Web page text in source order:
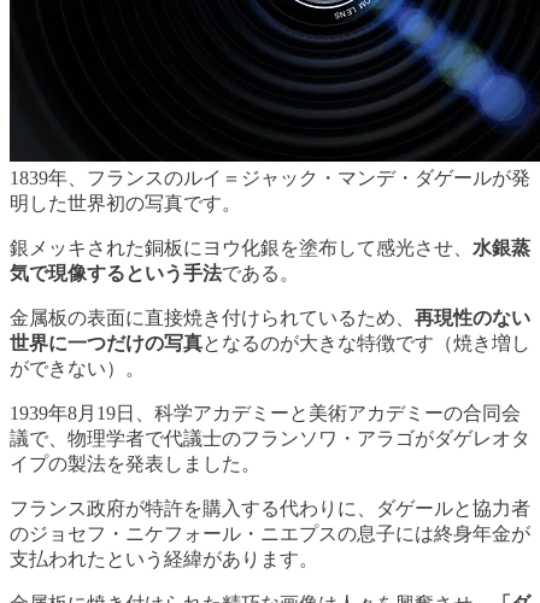
1839年、フランスのルイ＝ジャック・マンデ・ダゲールが発
明した世界初の写真です。
銀メッキされた銅板にヨウ化銀を塗布して感光させ、 水銀蒸
気で現像するという手法である。
金属板の表面に直接焼き付けられているため、 再現性のない
世界に一つだけの写真となるのが大きな特徴です（焼き増し
ができない）。
1939年8月19日、科学アカデミーと美術アカデミーの合同会
議で、物理学者で代議士のフランソワ・アラゴがダゲレオタ
イプの製法を発表しました。
フランス政府が特許を購入する代わりに、ダゲールと協力者
のジョセフ・ニケフォール・ニエプスの息子には終身年金が
支払われたという経緯があります。